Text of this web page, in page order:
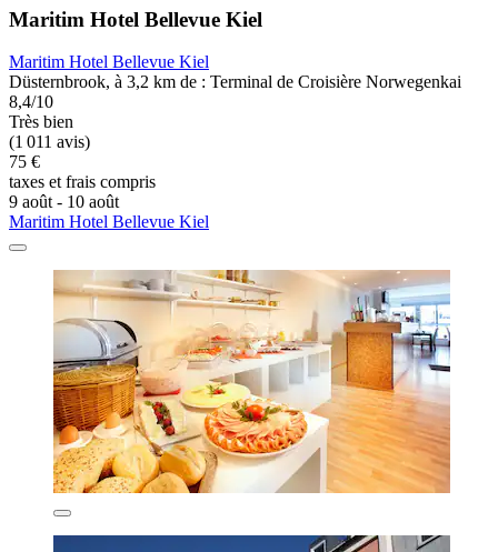
Maritim Hotel Bellevue Kiel
Maritim Hotel Bellevue Kiel
Düsternbrook, à 3,2 km de : Terminal de Croisière Norwegenkai
8,4/10
Très bien
(1 011 avis)
75 €
taxes et frais compris
9 août - 10 août
Maritim Hotel Bellevue Kiel